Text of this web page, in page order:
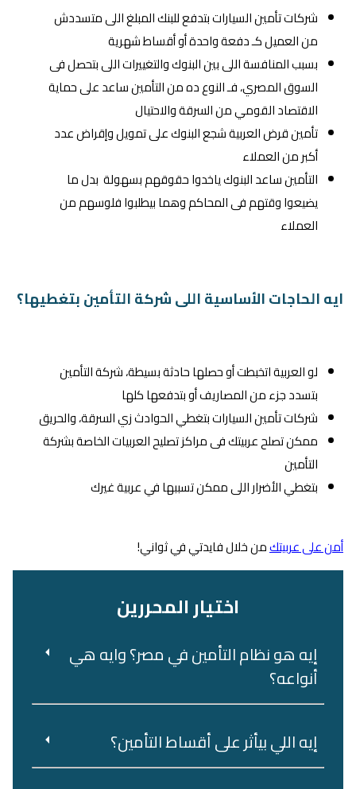
شركات تأمين السيارات بتدفع للبنك المبلغ اللى متسددش
من العميل كـ دفعة واحدة أو أقساط شهرية
بسبب المنافسة اللى بين البنوك والتغييرات اللى بتحصل فى
السوق المصري، فـ النوع ده من التأمين ساعد على حماية
الاقتصاد القومي من السرقة والاحتيال
تأمين قرض العربية شجع البنوك على تمويل وإقراض عدد
أكبر من العملاء
التأمين ساعد البنوك ياخدوا حقوقهم بسهولة بدل ما
يضيعوا وقتهم فى المحاكم وهما بيطلبوا فلوسهم من
العملاء
ايه الحاجات الأساسية اللى شركة التأمين بتغطيها؟
لو العربية اتخبطت أو حصلها حادثة بسيطة، شركة التأمين
بتسدد جزء من المصاريف أو بتدفعها كلها
شركات تأمين السيارات بتغطي الحوادث زي السرقة، والحريق
ممكن تصلح عربيتك فى مراكز تصليح العربيات الخاصة بشركة
التأمين
بتغطي الأضرار اللى ممكن تسببها في عربية غيرك
أمن على عربيتكمن خلال فايدتي في ثواني!
اختيار المحررين
إيه هو نظام التأمين في مصر؟ وايه هي
أنواعه؟
إيه اللي بيأثر على أقساط التأمين؟